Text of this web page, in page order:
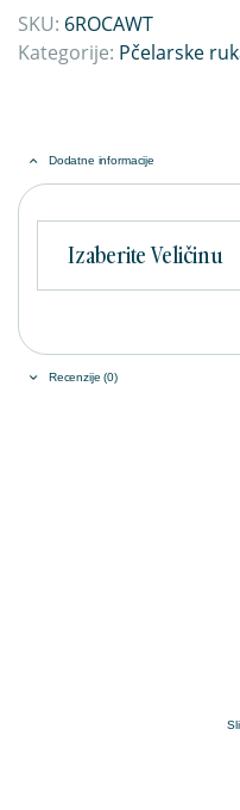
SKU: 6ROCAWT
Kategorije: Pčelarske
Dodatne informacije
Izaberite Veličinu
Recenzije (0)